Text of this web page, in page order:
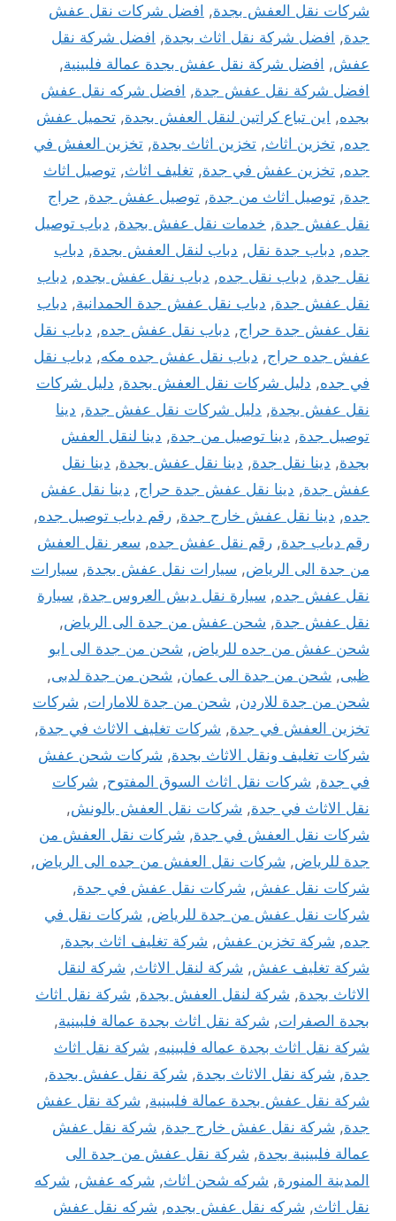
شركات نقل العفش بجدة, افضل شركات نقل عفش
جدة, افضل شركة نقل اثاث بجدة, افضل شركة نقل
عفش, افضل شركة نقل عفش بجدة عمالة فلبينية,
افضل شركة نقل عفش جدة, افضل شركه نقل عفش
بجده, اين تباع كراتين لنقل العفش بجدة, تحميل عفش
جده, تخزين اثاث, تخزين اثاث بجدة, تخزين العفش في
جده, تخزين عفش في جدة, تغليف اثاث, توصيل اثاث
جدة, توصيل اثاث من جدة, توصيل عفش جدة, حراج
نقل عفش جدة, خدمات نقل عفش بجدة, دباب توصيل
جده, دباب جدة نقل, دباب لنقل العفش بجدة, دباب
نقل جدة, دباب نقل جده, دباب نقل عفش بجده, دباب
نقل عفش جدة, دباب نقل عفش جدة الحمدانية, دباب
نقل عفش جدة حراج, دباب نقل عفش جده, دباب نقل
عفش جده حراج, دباب نقل عفش جده مكه, دباب نقل
في جده, دليل شركات نقل العفش بجدة, دليل شركات
نقل عفش بجدة, دليل شركات نقل عفش جدة, دينا
توصيل جدة, دينا توصيل من جدة, دينا لنقل العفش
بجدة, دينا نقل جدة, دينا نقل عفش بجدة, دينا نقل
عفش جدة, دينا نقل عفش جدة حراج, دينا نقل عفش
جده, دينا نقل عفش خارج جدة, رقم دباب توصيل جده,
رقم دباب جدة, رقم نقل عفش جده, سعر نقل العفش
من جدة الى الرياض, سيارات نقل عفش بجدة, سيارات
نقل عفش جده, سيارة نقل دبش العروس جدة, سيارة
نقل عفش جدة, شحن عفش من جدة الى الرياض,
شحن عفش من جده للرياض, شحن من جدة الى ابو
ظبى, شحن من جدة الى عمان, شحن من جدة لدبى,
شحن من جدة للاردن, شحن من جدة للامارات, شركات
تخزين العفش في جدة, شركات تغليف الاثاث في جدة,
شركات تغليف ونقل الاثاث بجدة, شركات شحن عفش
في جدة, شركات نقل اثاث السوق المفتوح, شركات
نقل الاثاث في جدة, شركات نقل العفش بالونش,
شركات نقل العفش في جدة, شركات نقل العفش من
جدة للرياض, شركات نقل العفش من جده الى الرياض,
شركات نقل عفش, شركات نقل عفش في جدة,
شركات نقل عفش من جدة للرياض, شركات نقل في
جده, شركة تخزين عفش, شركة تغليف اثاث بجدة,
شركة تغليف عفش, شركة لنقل الاثاث, شركة لنقل
الاثاث بجدة, شركة لنقل العفش بجدة, شركة نقل اثاث
بجدة الصفرات, شركة نقل اثاث بجدة عمالة فلبينية,
شركة نقل اثاث بجدة عماله فلبينيه, شركة نقل اثاث
جدة, شركة نقل الاثاث بجدة, شركة نقل عفش بجدة,
شركة نقل عفش بجدة عمالة فلبينية, شركة نقل عفش
جدة, شركة نقل عفش خارج جدة, شركة نقل عفش
عمالة فلبينية بجدة, شركة نقل عفش من جدة الى
المدينة المنورة, شركه شحن اثاث, شركه عفش, شركه
نقل اثاث, شركه نقل عفش بجده, شركه نقل عفش